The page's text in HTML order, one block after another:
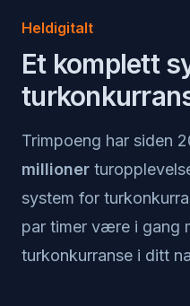
Heldigitalt
Et komplett
Trimpoeng har siden
millioner
system for
par timer være i gang
turkonkurranse i ditt